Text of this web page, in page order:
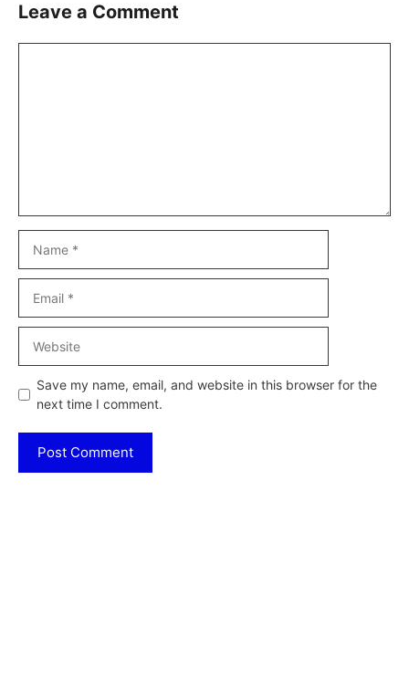
Leave a Comment
Save my name, email, and website in this browser for the
next time I comment.